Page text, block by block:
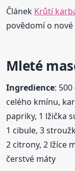
Článek Krůtí
povědomí o
Mleté
Ingredience:
celého kmínu,
papriky, 1 lžička
1 cibule, 3
2 citrony, 2 lžíce
čerstvé máty